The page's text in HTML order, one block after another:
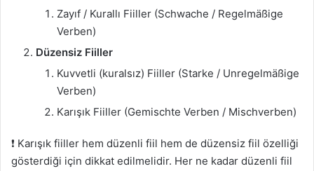
Zayıf / Kurallı Fiiller (Schwache / Regelmäßige
Verben)
Düzensiz Fiiller
Kuvvetli (kuralsız) Fiiller (Starke / Unregelmäßige
Verben)
Karışık Fiiller (Gemischte Verben / Mischverben)
❗ Karışık fiiller hem düzenli fiil hem de düzensiz fiil özelliği
gösterdiği için dikkat edilmelidir. Her ne kadar düzenli fiil